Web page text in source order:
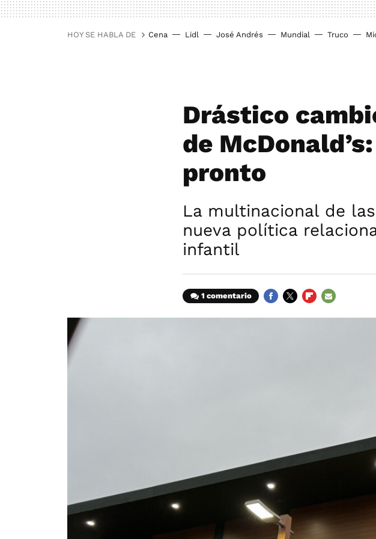
HOY SE HABLA DE Cena Lidl José Andrés Mundial Truco
Drástico
de
pronto
La multinacional de
nueva política
infantil
1 comentario